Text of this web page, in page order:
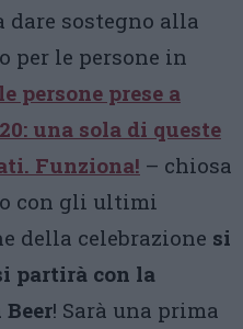
dare sostegno alla
per le persone in
persone prese a
una sola di queste
Funziona! – chiosa
con gli ultimi
della celebrazione si
partirà con la
! Sarà una prima